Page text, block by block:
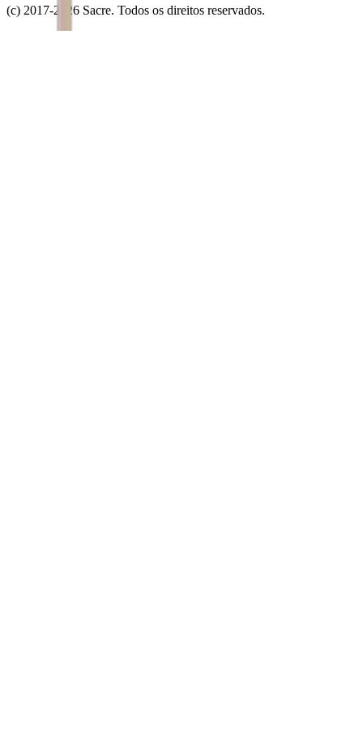
(c) 2017-2026 Sacre. Todos os direitos reservados.